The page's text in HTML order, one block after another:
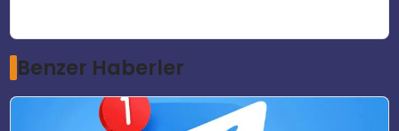
Benzer Haberler